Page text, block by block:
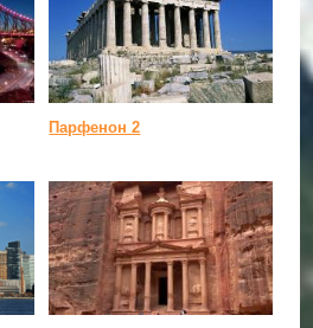
Парфенон 2